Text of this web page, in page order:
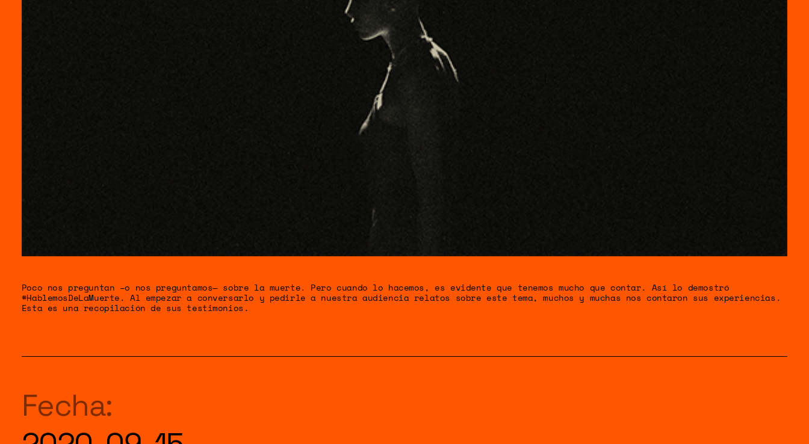
DERECHOS HUMANOS
SALUD MENTAL
EMERGENCIA CLIMÁTICA
Poco nos preguntan –o nos preguntamos— sobre la muerte. Pero cuando lo hacemos, es evidente que tenemos mucho que contar. Así lo demostró
#HablemosDeLaMuerte. Al empezar a conversarlo y pedirle a nuestra audiencia relatos sobre este tema, muchos y muchas nos contaron sus experiencias.
Esta es una recopilación de sus testimonios.
Fecha: